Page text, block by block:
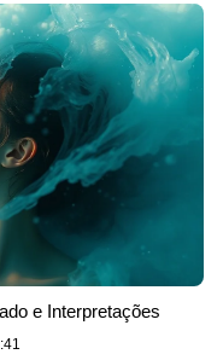
e Interpretações